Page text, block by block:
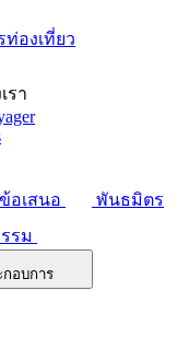
องเที่ยว
รา
ข้อเสนอ
พันธมิตร
รม
กอบการ